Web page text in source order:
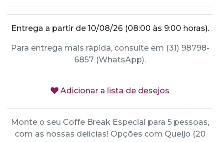
Entrega a partir de 10/08/26 (08:00 às 9:00 horas).
Para entrega mais rápida, consulte em (31) 98798-
6857 (WhatsApp).
Adicionar a lista de desejos
Monte o seu Coffe Break Especial para 5 pessoas,
com as nossas delícias! Opções com Queijo (20